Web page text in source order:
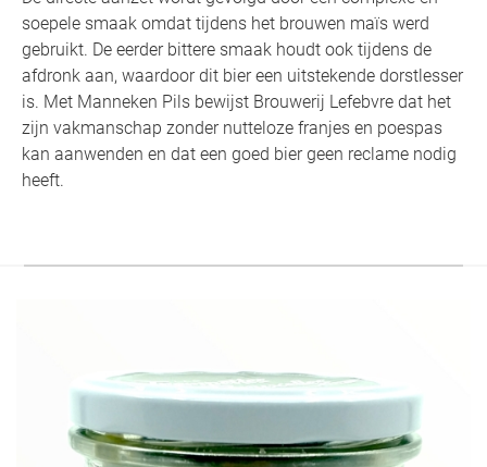
soepele smaak omdat tijdens het brouwen maïs werd
gebruikt. De eerder bittere smaak houdt ook tijdens de
afdronk aan, waardoor dit bier een uitstekende dorstlesser
is. Met Manneken Pils bewijst Brouwerij Lefebvre dat het
zijn vakmanschap zonder nutteloze franjes en poespas
kan aanwenden en dat een goed bier geen reclame nodig
heeft.